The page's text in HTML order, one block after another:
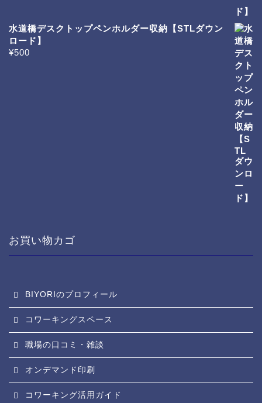
水道橋デスクトップペンホルダー収納【STLダウン
ロード】
¥500
お買い物カゴ
BIYORIのプロフィール
コワーキングスペース
職場の口コミ・雑談
オンデマンド印刷
コワーキング活用ガイド